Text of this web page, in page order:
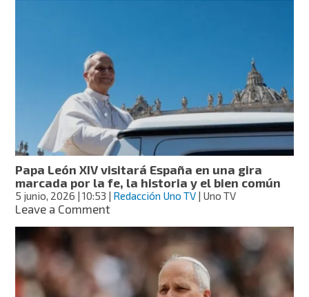
vino
oficial
del
Vaticano
Papa León XIV visitará España en una gira
marcada por la fe, la historia y el bien común
5 junio, 2026 | 10:53 | Redacción Uno TV | Uno TV
Leave a Commenton
León
visitará
España